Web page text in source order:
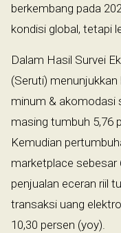
berkembang pada
kondisi global, tetapi
Dalam Hasil Survei
(Seruti)
minum & akomodasi
masing tumbuh 5,76
Kemudian
marketplace sebesar
penjualan eceran riil
transaksi uang
10,30 persen (yoy).